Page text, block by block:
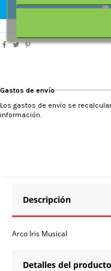
Gastos de envío
Los gastos de envío se
información.
Descripción
Arco Iris Musical
Detalles del producto